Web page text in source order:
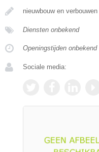
nieuwbouw en verbouwen
Diensten onbekend
Openingstijden onbekend
Sociale media: